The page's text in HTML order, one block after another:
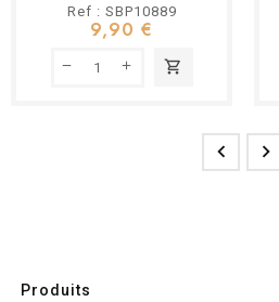
Ref : SBP10889
9,90 €
shopping_cart
 
Produits